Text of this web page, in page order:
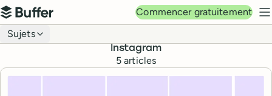
Navigation principale
Buffer
Commencer gratuitement
Navigation du blog
Sujets
Instagram
5 articles